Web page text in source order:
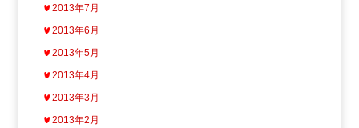
2013年7月
2013年6月
2013年5月
2013年4月
2013年3月
2013年2月